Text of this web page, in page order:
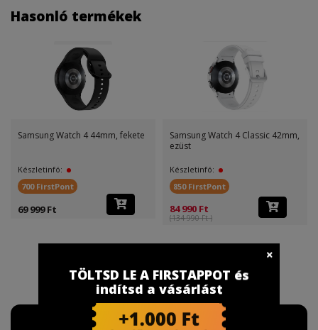
Hasonló termékek
Samsung Watch 4 44mm, fekete
Készletinfó:
700 FirstPont
69 999 Ft
Samsung Watch 4 Classic 42mm,
ezüst
Készletinfó:
850 FirstPont
84 990 Ft
(134 990 Ft )
TÖLTSD LE A FIRSTAPPOT és
indítsd a vásárlást